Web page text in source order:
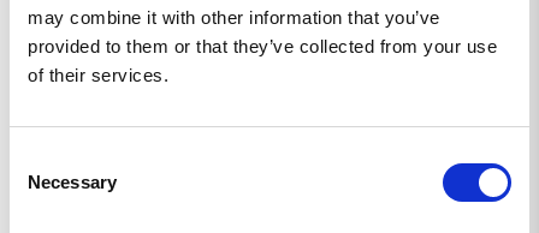
may combine it with other information that you’ve
provided to them or that they’ve collected from your use
of their services.
Selection
Necessary